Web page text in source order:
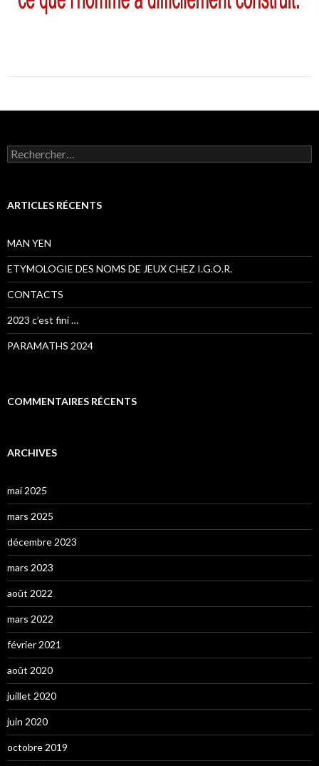
Rechercher :
ARTICLES RÉCENTS
MAN YEN
ETYMOLOGIE DES NOMS DE JEUX CHEZ I.G.O.R.
CONTACTS
2023 c’est fini …
PARAMATHS 2024
COMMENTAIRES RÉCENTS
ARCHIVES
mai 2025
mars 2025
décembre 2023
mars 2023
août 2022
mars 2022
février 2021
août 2020
juillet 2020
juin 2020
octobre 2019